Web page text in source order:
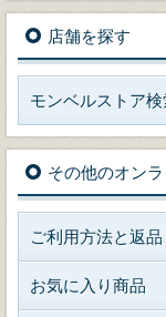
店舗を探す
モンベルストア検
その他のオン
ご利用方法と返
お気に入り商品